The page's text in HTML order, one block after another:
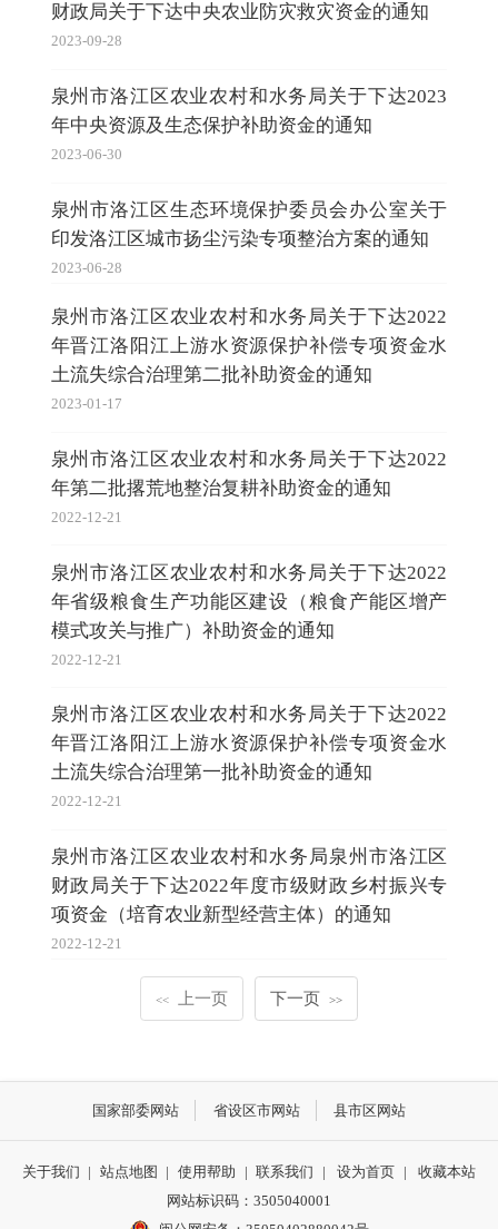
财政局关于下达中央农业防灾救灾资金的通知
2023-09-28
泉州市洛江区农业农村和水务局关于下达2023
年中央资源及生态保护补助资金的通知
2023-06-30
泉州市洛江区生态环境保护委员会办公室关于
印发洛江区城市扬尘污染专项整治方案的通知
2023-06-28
泉州市洛江区农业农村和水务局关于下达2022
年晋江洛阳江上游水资源保护补偿专项资金水
土流失综合治理第二批补助资金的通知
2023-01-17
泉州市洛江区农业农村和水务局关于下达2022
年第二批撂荒地整治复耕补助资金的通知
2022-12-21
泉州市洛江区农业农村和水务局关于下达2022
年省级粮食生产功能区建设（粮食产能区增产
模式攻关与推广）补助资金的通知
2022-12-21
泉州市洛江区农业农村和水务局关于下达2022
年晋江洛阳江上游水资源保护补偿专项资金水
土流失综合治理第一批补助资金的通知
2022-12-21
泉州市洛江区农业农村和水务局泉州市洛江区
财政局关于下达2022年度市级财政乡村振兴专
项资金（培育农业新型经营主体）的通知
2022-12-21
<< 上一页 下一页 >>
国家部委网站 省设区市网站 县市区网站
关于我们 | 站点地图 | 使用帮助 | 联系我们 | 设为首页 |
收藏本站
网站标识码：3505040001